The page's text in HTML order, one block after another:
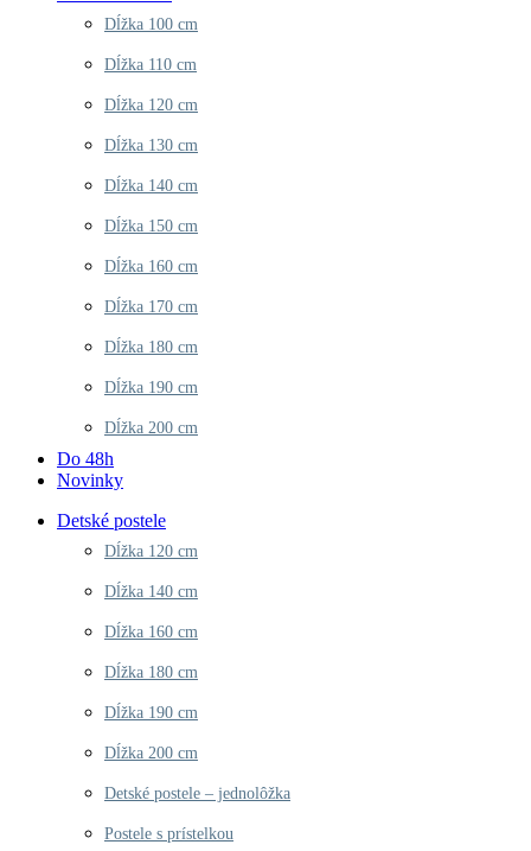
Dĺžka 100 cm
Dĺžka 110 cm
Dĺžka 120 cm
Dĺžka 130 cm
Dĺžka 140 cm
Dĺžka 150 cm
Dĺžka 160 cm
Dĺžka 170 cm
Dĺžka 180 cm
Dĺžka 190 cm
Dĺžka 200 cm
Do 48h
Novinky
Detské postele
Dĺžka 120 cm
Dĺžka 140 cm
Dĺžka 160 cm
Dĺžka 180 cm
Dĺžka 190 cm
Dĺžka 200 cm
Detské postele – jednolôžka
Postele s prístelkou